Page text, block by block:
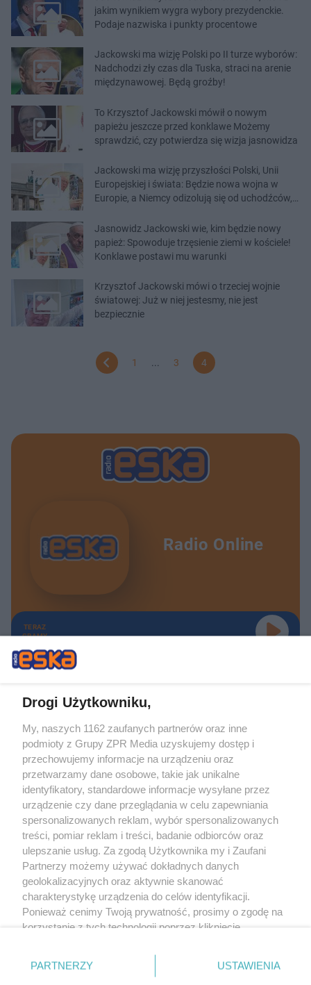
jakim wynikiem wygra wybory prezydenckie.
Podaje nazwiska i punkty procentowe
Jackowski ma wizję Polski po II turze wyborów:
Nadchodzi zły czas dla Tuska, straci na arenie
międzynawowej. Będą groźby!
To Krzysztof Jackowski mówił o nowym
papieżu jeszcze przed konklawe Możemy
sprawdzić, czy potwierdza się wizja jasnowidza
Jackowski ma wizję przyszłości Polski, Unii
Europejskiej i świata: Będzie nowa wojna w
Europie, a Niemcy odizolują się od uchodźców,
Jasnowidz Jackowski wie, kim będzie nowy
papież: Spowoduje trzęsienie ziemi w kościele!
Konklawe postawi mu warunki
Krzysztof Jackowski mówi o trzeciej wojnie
światowej: Już w niej jestesmy, nie jest
bezpiecznie
1 3 4
Radio Online
TERAZ
GRAMY
Żaden utwór zamieszczony w serwisie nie może być powielany i
rozpowszechniany lub dalej rozpowszechniany w jakikolwiek sposób (w
tym także elektroniczny lub mechaniczny) na jakimkolwiek polu
eksploatacji w jakiejkolwiek formie, włącznie z umieszczaniem w Internecie
bez pisemnej zgody właściciela praw. Jakiekolwiek użycie lub
wykorzystanie utworów w całości lub w części z naruszeniem prawa, tzn.
bez właściwej zgody, jest zabronione pod groźbą kary i może być ścigane
prawnie.
O nas
Drogi Użytkowniku,
My, naszych 1162 zaufanych partnerów oraz inne
podmioty z Grupy ZPR Media uzyskujemy dostęp i
przechowujemy informacje na urządzeniu oraz
przetwarzamy dane osobowe, takie jak unikalne
identyfikatory, standardowe informacje wysyłane przez
urządzenie czy dane przeglądania w celu zapewniania
spersonalizowanych reklam, wybór spersonalizowanych
treści, pomiar reklam i treści, badanie odbiorców oraz
ulepszanie usług. Za zgodą Użytkownika my i Zaufani
Partnerzy możemy używać dokładnych danych
geolokalizacyjnych oraz aktywnie skanować
charakterystykę urządzenia do celów identyfikacji.
Ponieważ cenimy Twoją prywatność, prosimy o zgodę na
korzystanie z tych technologii poprzez kliknięcie
zmienić/wycofać klikając przycisk ustawień prywatności
znajdujący się w lewym dolnym rogu strony
PARTNERZY USTAWIENIA